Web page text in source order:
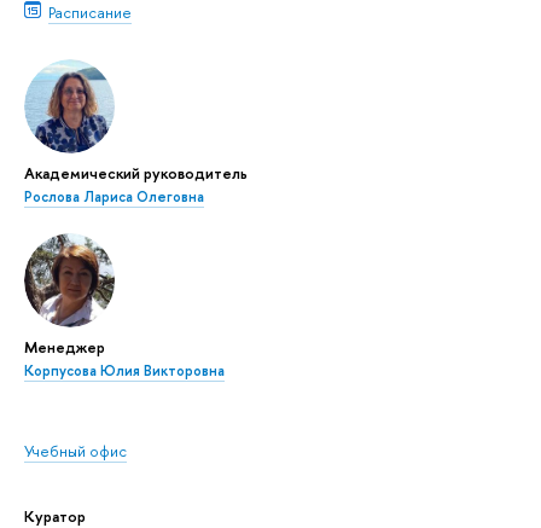
Расписание
Академический руководитель
Рослова Лариса Олеговна
Менеджер
Корпусова Юлия Викторовна
Учебный офис
Куратор